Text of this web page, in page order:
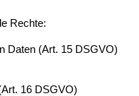
Rechte:
Daten (Art. 15 DSGVO)
16 DSGVO)